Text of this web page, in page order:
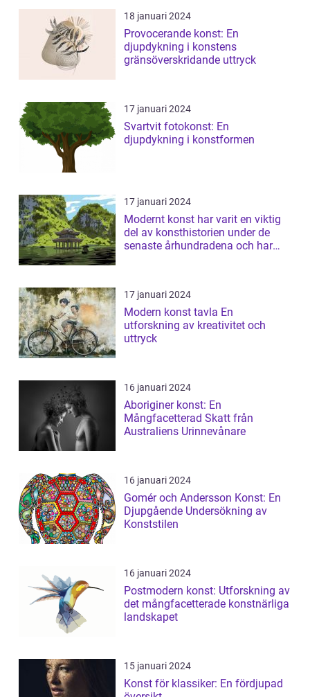
18 januari 2024
Provocerande konst: En
djupdykning i konstens
gränsöverskridande uttryck
17 januari 2024
Svartvit fotokonst: En
djupdykning i konstformen
17 januari 2024
Modernt konst har varit en viktig
del av konsthistorien under de
senaste århundradena och har
17 januari 2024
Modern konst tavla En
utforskning av kreativitet och
uttryck
16 januari 2024
Aboriginer konst: En
Mångfacetterad Skatt från
Australiens Urinnevånare
16 januari 2024
Gomér och Andersson Konst: En
Djupgående Undersökning av
Konststilen
16 januari 2024
Postmodern konst: Utforskning av
det mångfacetterade konstnärliga
landskapet
15 januari 2024
Konst för klassiker: En fördjupad